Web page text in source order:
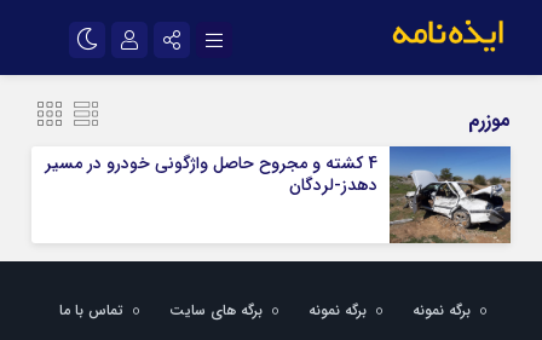
سروش
آپارات
رمز عبور
موزرم
4 کشته و مجروح حاصل واژگونی خودرو در مسیر
دهدز-لردگان
برگه نمونه برگه نمونه برگه های سایت
تماس با ما